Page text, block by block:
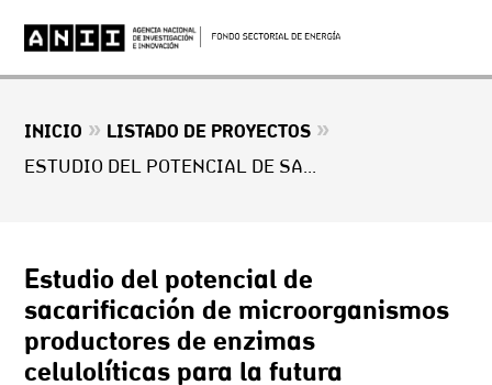
INICIO » LISTADO DE PROYECTOS »
ESTUDIO DEL POTENCIAL DE SACARIFICACIÓN DE MICROORGANISMOS PRODUCTORES DE ENZIMAS CELULOLÍTICAS PARA LA FUTURA PRODUCCIÓN DE BIOETANOL
Estudio del potencial de
sacarificación de microorganismos
productores de enzimas
celulolíticas para la futura